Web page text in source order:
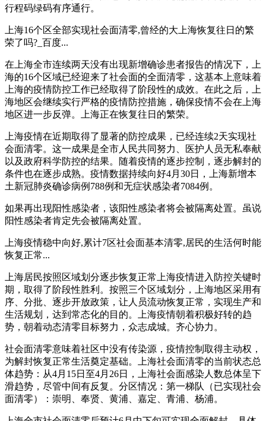
行程码绿码有序通行。
上海16个区全部实现社会面清零,曾经的大上海恢复往日的繁
荣了吗?_百度...
在上海全市连续两天没有出现新增确诊患者报告的情况下，上
海的16个区域已经迎来了社会面的全面清零，这基本上意味着
上海的疫情防控工作已经取得了阶段性的成效。在此之后，上
海地区会继续实行严格的疫情防控措施，确保疫情不会在上海
地区进一步反弹。上海正在恢复往日的繁荣。
上海疫情在近期取得了显著的防控成果，已经连续2天实现社
会面清零。这一成果是全市人民共同努力、医护人员无私奉献
以及政府科学防控的结果。随着疫情的逐步控制，逐步解封的
条件也在逐步成熟。疫情数据持续向好4月30日，上海新增本
土新冠肺炎确诊病例788例和无症状感染者7084例。
如果再出现阳性感染者，该阳性感染者将会被隔离处置。虽说
阳性感染者肯定先会被隔离处置。
上海疫情稳中向好,累计7区社会面基本清零,居民的生活何时能
恢复正常...
上海居民按照区域划分逐步恢复正常上海疫情进入防控关键时
期，取得了阶段性胜利。按照三个区域划分，上海地区采用有
序、分批、逐步开放政策，让人员流动恢复正常，实现生产和
生活规划，达到常态化的目的。上海疫情朝着积极好转的趋
势，朝着动态清零目标努力，众志成城。齐心协力。
社会面清零意味着社区中没有传染源，疫情控制取得主动权，
为解封恢复正常生活奠定基础。上海社会面清零的当前状态总
体趋势：从4月15日至4月26日，上海社会面感染人数总体呈下
滑趋势，尽管中间有反复。分区情况：第一梯队（已实现社会
面清零）：崇明、奉贤、黄浦、嘉定、青浦、杨浦。